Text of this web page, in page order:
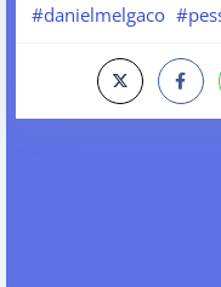
#danielmelgaco